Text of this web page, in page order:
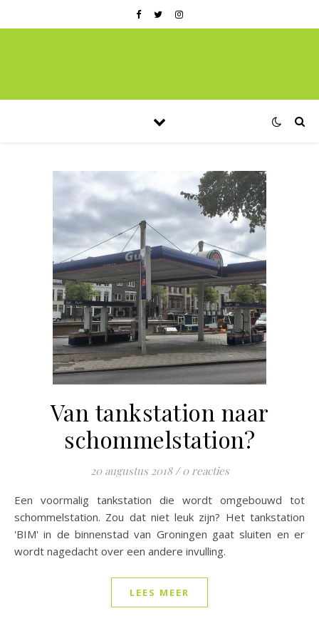
Van tankstation naar
schommelstation?
20 augustus 2018 / 0 reacties
Een voormalig tankstation die wordt omgebouwd tot
schommelstation. Zou dat niet leuk zijn? Het tankstation
'BIM' in de binnenstad van Groningen gaat sluiten en er
wordt nagedacht over een andere invulling.
LEES MEER